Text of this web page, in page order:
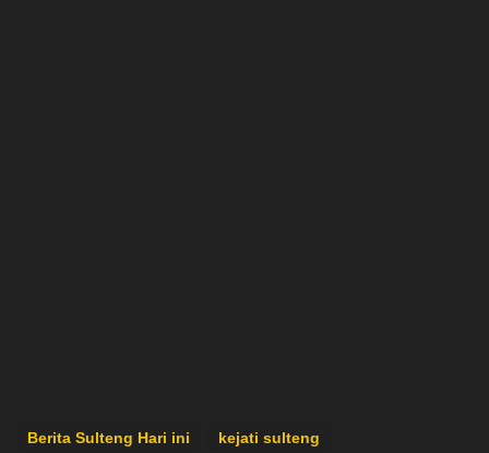
Berita Sulteng Hari ini kejati sulteng